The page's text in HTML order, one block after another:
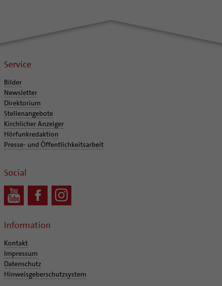
Service
Bilder
Newsletter
Direktorium
Stellenangebote
Kirchlicher Anzeiger
Hörfunkredaktion
Presse- und Öffentlichkeitsarbeit
Social
Information
Kontakt
Impressum
Datenschutz
Hinweisgeberschutzsystem